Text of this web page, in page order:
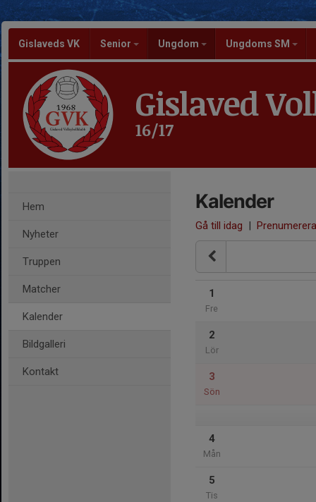
Gislaveds VK Senior Ungdom Ungdoms SM
Gislaved
16/17
Hem
Nyheter
Truppen
Matcher
Kalender
Bildgalleri
Kontakt
Kalender
Gå till idag | Prenumerera
1
Fre
2
Lör
3
Sön
4
Mån
5
Tis